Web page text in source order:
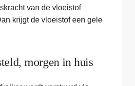
van de vloeistof
krijgt de vloeistof een gele
morgen in huis